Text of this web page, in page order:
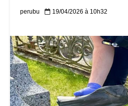
perubu 19/04/2026 à 10h32